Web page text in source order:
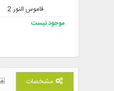
قاموس النور 2
موجود نیست
مشخصات